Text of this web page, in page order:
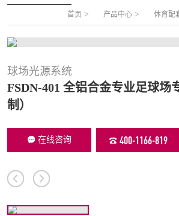
FLZ-B 夹芯板笼式足球
FLZ-C 半格栅笼式足球
FLZ-D PE包塑笼式足球
片装组合式围网
首页 > 产品中心 > 体育配
球场光源系统
FSDN-401 全铝合金专业足球场
制）
在线咨询 400-1166-819